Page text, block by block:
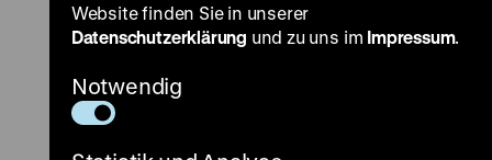
Zu
Website finden Sie in unserer
Datenschutzerklärung und zu uns im Impressum.
Notwendig